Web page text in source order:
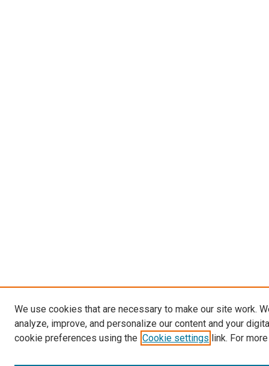
We use cookies that are necessary to make our site work.
analyze, improve, and personalize our content and your
cookie preferences using the Cookie settings link. For